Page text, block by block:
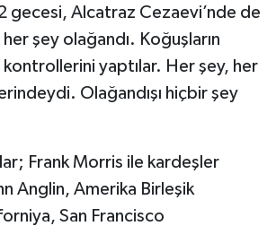
gecesi, Alcatraz Cezaevi’nde de
şey olağandı. Koğuşların
yaptılar. Her şey, her
Olağandışı hiçbir şey
Frank Morris ile kardeşler
Anglin, Amerika Birleşik
San Francisco